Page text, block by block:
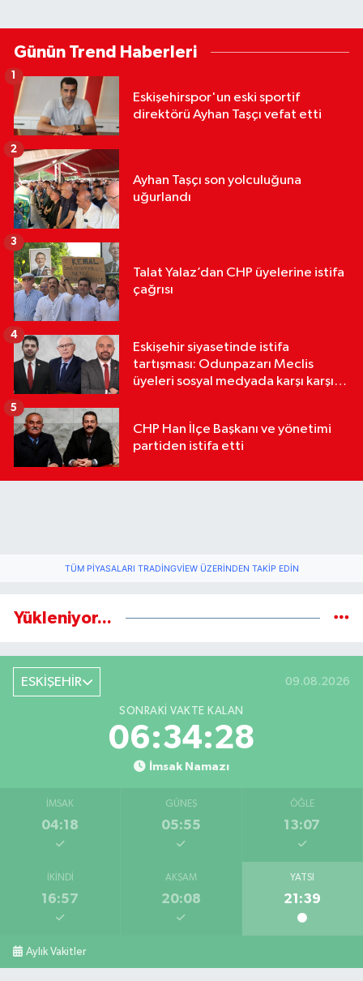
Günün Trend Haberleri
Eskişehirspor'un eski sportif
direktörü Ayhan Taşçı vefat etti
1
Ayhan Taşçı son yolculuğuna
uğurlandı
2
Talat Yalaz’dan CHP üyelerine istifa
çağrısı
3
Eskişehir siyasetinde istifa
tartışması: Odunpazarı Meclis
üyeleri sosyal medyada karşı karşıya
4
CHP Han İlçe Başkanı ve yönetimi
partiden istifa etti
5
TÜM PIYASALARI TRADINGVIEW ÜZERINDEN TAKIP EDIN
Yükleniyor...
ESKİŞEHİR 09.08.2026
SONRAKI VAKTE KALAN
06:34:27
İmsak Namazı
İMSAK
04:18
GÜNEŞ
05:55
ÖĞLE
13:07
İKINDI
16:57
AKŞAM
20:08
YATSI
21:39
Aylık Vakitler